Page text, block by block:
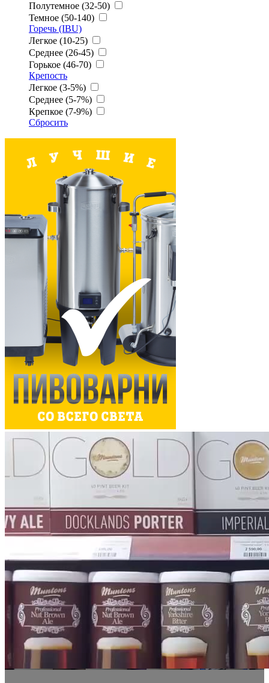
Полутемное (32-50)
Темное (50-140)
Горечь (IBU)
Легкое (10-25)
Среднее (26-45)
Горькое (46-70)
Крепость
Легкое (3-5%)
Среднее (5-7%)
Крепкое (7-9%)
Сбросить